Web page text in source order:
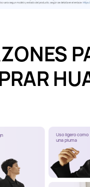
Uso ligero como
una pluma